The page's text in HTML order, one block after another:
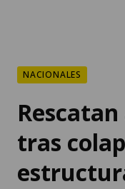
NACIONALES
tras